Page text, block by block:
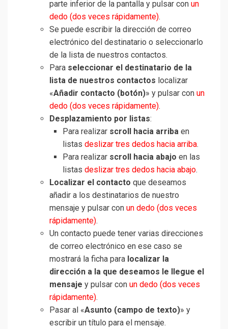
parte inferior de la pantalla y pulsar con un
dedo (dos veces rápidamente).
Se puede escribir la dirección de correo
electrónico del destinatario o seleccionarlo
de la lista de nuestros contactos.
Para seleccionar el destinatario de la
lista de nuestros contactos localizar
«Añadir contacto (botón)» y pulsar con un
dedo (dos veces rápidamente).
Desplazamiento por listas:
Para realizar scroll hacia arriba en
listas deslizar tres dedos hacia arriba.
Para realizar scroll hacia abajo en las
listas deslizar tres dedos hacia abajo.
Localizar el contacto que deseamos
añadir a los destinatarios de nuestro
mensaje y pulsar con un dedo (dos veces
rápidamente).
Un contacto puede tener varias direcciones
de correo electrónico en ese caso se
mostrará la ficha para localizar la
dirección a la que deseamos le llegue el
mensaje y pulsar con un dedo (dos veces
rápidamente).
Pasar al «Asunto (campo de texto)» y
escribir un título para el mensaje.